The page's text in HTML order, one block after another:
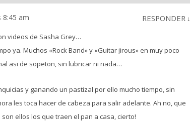
8:45 am RESPONDER ↓
videos de Sasha Grey…
ya. Muchos «Rock Band» y «Guitar jirous» en muy poco
asi de sopeton, sin lubricar ni nada…
y ganando un pastizal por ello mucho tiempo, sin
les toca hacer de cabeza para salir adelante. Ah no, que
ellos los que traen el pan a casa, cierto!